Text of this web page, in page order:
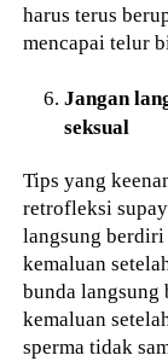
harus terus
mencapai telur
Jangan
seksual
Tips yang
retrofleksi
langsung
kemaluan
bunda langsung
kemaluan
sperma tidak